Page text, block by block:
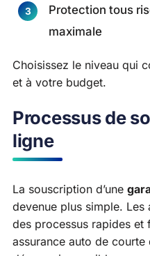
Protection tous
maximale
Choisissez le niveau qui
et à votre budget.
Processus de
ligne
La souscription d’une
devenue plus simple. Les
des processus rapides et
assurance auto de